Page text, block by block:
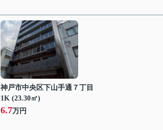
神戸市中央区下山手通７丁目
1K (23.30㎡)
6.7万円